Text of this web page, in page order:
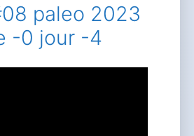
paleo 2023
-0 jour -4